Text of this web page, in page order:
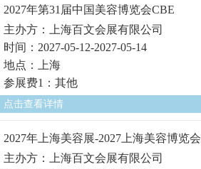
2027年第31届中国美容博览会CBE
主办方：上海百文会展有限公司
时间：2027-05-12-2027-05-14
地点：上海
参展费1：其他
点击查看详情
2027年上海美容展-2027上海美容博览
主办方：上海百文会展有限公司